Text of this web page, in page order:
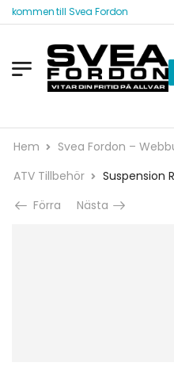
till Svea Fordon
Hem Svea Fordon –
ATV Tillbehör
Suspension
Förra
Nästa